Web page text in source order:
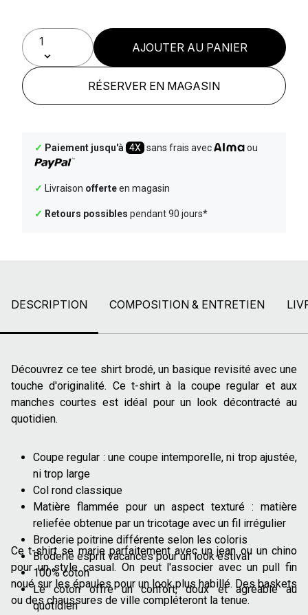
AJOUTER AU PANIER
RÉSERVER EN MAGASIN
✓ Paiement jusqu'à 4X sans frais avec ou
✓ Livraison offerteen magasin
✓ Retours possibles pendant 90 jours*
DESCRIPTION COMPOSITION & ENTRETIEN
Découvrez ce tee shirt brodé, un basique revisité avec une
touche d'originalité. Ce t-shirt à la coupe regular et aux
manches courtes est idéal pour un look décontracté au
quotidien.
Coupe regular : une coupe intemporelle, ni trop ajustée,
ni trop large
Col rond classique
Matière flammée pour un aspect texturé : matière
reliefée obtenue par un tricotage avec un fil irrégulier
Broderie poitrine différente selon les coloris
Broderie esprit vacances pour un look estival
100% coton
Le coton offre un confort, doux et agréable au
quotidien
Ce t-shirt se marie parfaitement avec un jean ou un chino
pour un style casual. On peut l'associer avec un pull fin
noué sur les épaules pour un look plus habillé. Des baskets
ou des chaussures de ville compléteront la tenue.